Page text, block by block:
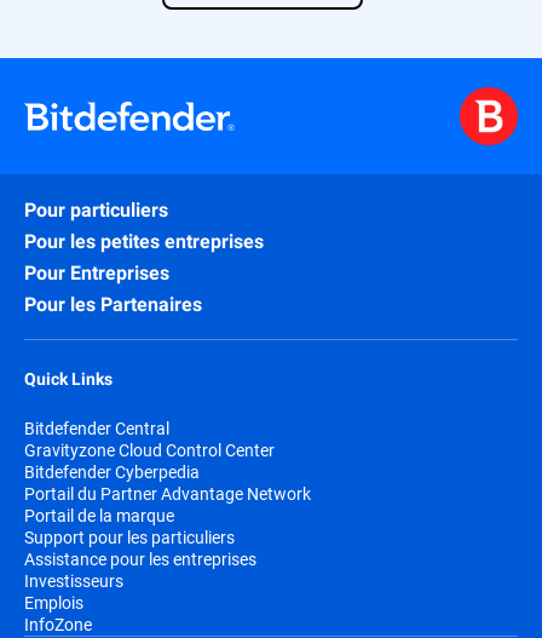
Pour particuliers
Pour les petites entreprises
Pour Entreprises
Pour les Partenaires
Quick Links
Bitdefender Central
Gravityzone Cloud Control Center
Bitdefender Cyberpedia
Portail du Partner Advantage Network
Portail de la marque
Support pour les particuliers
Assistance pour les entreprises
Investisseurs
Emplois
InfoZone